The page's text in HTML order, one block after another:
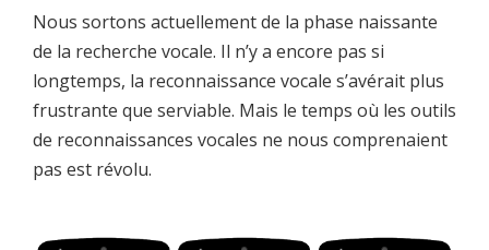
Nous sortons actuellement de la phase naissante
de la recherche vocale. Il n’y a encore pas si
longtemps, la reconnaissance vocale s’avérait plus
frustrante que serviable. Mais le temps où les outils
de reconnaissances vocales ne nous comprenaient
pas est révolu.